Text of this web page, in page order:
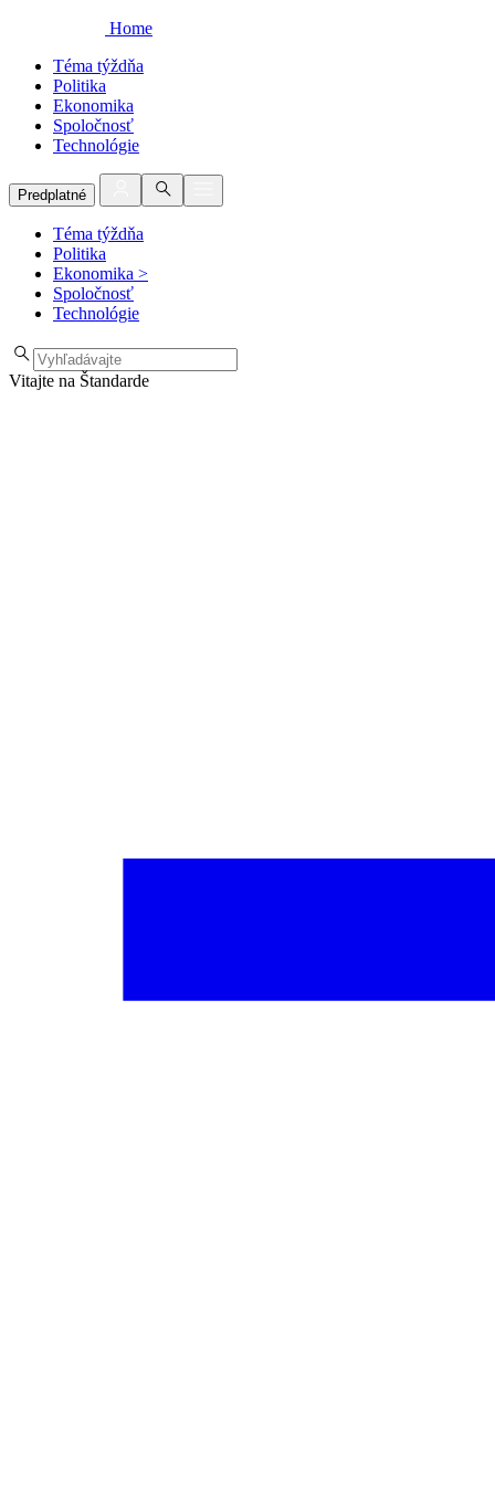
Home
Téma týždňa
Politika
Ekonomika
Spoločnosť
Technológie
Predplatné
Téma týždňa
Politika
Ekonomika >
Spoločnosť
Technológie
Vitajte na Štandarde